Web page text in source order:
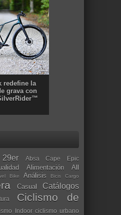
redefine la
grava con
29er Absa Cape Epic
Alimentación
All
Bike Análisis Bicis Cargo
Casual Catálogos
Ciclismo de
Indoor ciclismo urbano